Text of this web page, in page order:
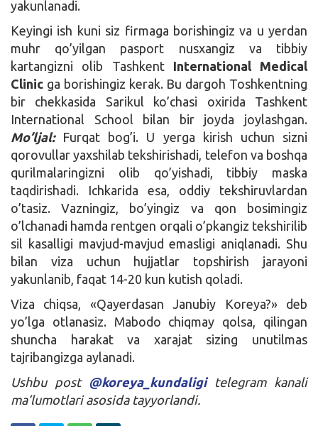
yakunlanadi.
Keyingi ish kuni siz firmaga borishingiz va u yerdan
muhr qo’yilgan pasport nusxangiz va tibbiy
kartangizni olib Tashkent International Medical
Clinic ga borishingiz kerak. Bu dargoh Toshkentning
bir chekkasida Sarikul ko’chasi oxirida Tashkent
International School bilan bir joyda joylashgan.
Mo’ljal:Furqat bog’i. U yerga kirish uchun sizni
qorovullar yaxshilab tekshirishadi, telefon va boshqa
qurilmalaringizni olib qo’yishadi, tibbiy maska
taqdirishadi. Ichkarida esa, oddiy tekshiruvlardan
o’tasiz. Vazningiz, bo’yingiz va qon bosimingiz
o’lchanadi hamda rentgen orqali o’pkangiz tekshirilib
sil kasalligi mavjud-mavjud emasligi aniqlanadi. Shu
bilan viza uchun hujjatlar topshirish jarayoni
yakunlanib, faqat 14-20 kun kutish qoladi.
Viza chiqsa, «Qayerdasan Janubiy Koreya?» deb
yo’lga otlanasiz. Mabodo chiqmay qolsa, qilingan
shuncha harakat va xarajat sizing unutilmas
tajribangizga aylanadi.
Ushbu post @koreya_kundaligitelegram kanali
ma’lumotlari asosida tayyorlandi.